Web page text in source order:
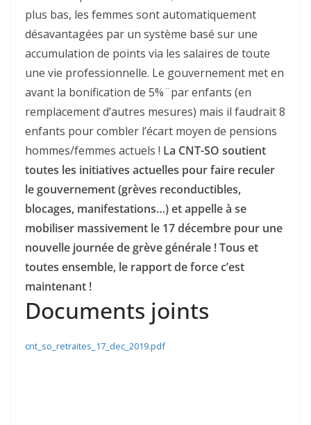
plus bas, les femmes sont automatiquement
désavantagées par un système basé sur une
accumulation de points via les salaires de toute
une vie professionnelle. Le gouvernement met en
avant la bonification de 5%¨par enfants (en
remplacement d’autres mesures) mais il faudrait 8
enfants pour combler l’écart moyen de pensions
hommes/femmes actuels ! La CNT-SO soutient
toutes les initiatives actuelles pour faire reculer
le gouvernement (grèves reconductibles,
blocages, manifestations…) et appelle à se
mobiliser massivement le 17 décembre pour une
nouvelle journée de grève générale ! Tous et
toutes ensemble, le rapport de force c’est
maintenant !
Documents joints
cnt_so_retraites_17_dec_2019.pdf